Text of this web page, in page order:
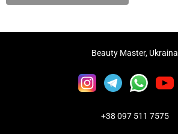
Beauty Master, Ukraina
+38 097 511 7575